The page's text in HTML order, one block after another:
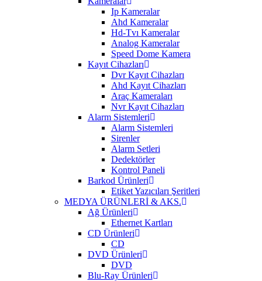
Ip Kameralar
Ahd Kameralar
Hd-Tvı Kameralar
Analog Kameralar
Speed Dome Kamera
Kayıt Cihazları
Dvr Kayıt Cihazları
Ahd Kayıt Cihazları
Araç Kameraları
Nvr Kayıt Cihazları
Alarm Sistemleri
Alarm Sistemleri
Sirenler
Alarm Setleri
Dedektörler
Kontrol Paneli
Barkod Ürünleri
Etiket Yazıcıları Şeritleri
MEDYA ÜRÜNLERİ & AKS.
Ağ Ürünleri
Ethernet Kartları
CD Ürünleri
CD
DVD Ürünleri
DVD
Blu-Ray Ürünleri